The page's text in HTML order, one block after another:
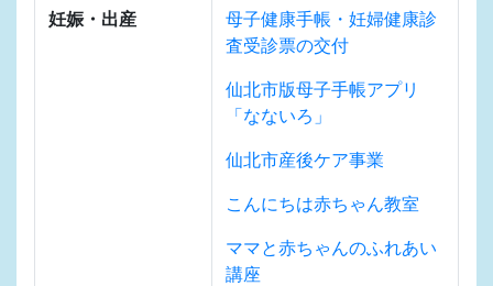
妊娠・出産
母子健康手帳・妊婦健康診
査受診票の交付
仙北市版母子手帳アプリ
「なないろ」
仙北市産後ケア事業
こんにちは赤ちゃん教室
ママと赤ちゃんのふれあい
講座